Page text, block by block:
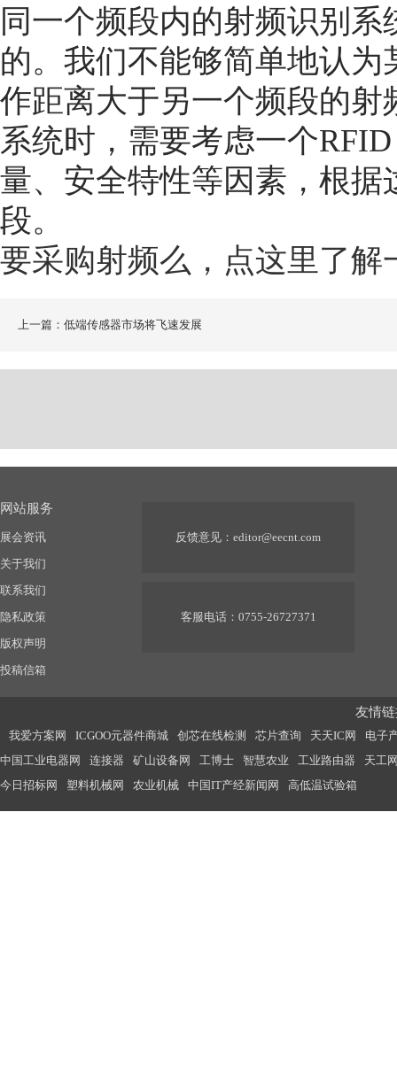
同一个频段内的射频识别
的。我们不能够简单地认
作距离大于另一个频段的
系统时，需要考虑一个
量、安全特性等因素，根
段。
要采购射频么，点这里了解
上一篇：低端传感器市场将飞速发展
网站服务
展会资讯
关于我们
联系我们
隐私政策
版权声明
投稿信箱
反馈意见： editor@eecnt.com
客服电话：0755-26727371
友情
我爱方案网 ICGOO元器件商城 创芯在线检测 芯片查询 天天IC网
电子
中国工业电器网
连接器 矿山设备网 工博士 智慧农业 工业路由器
天工
今日招标网
塑料机械网 农业机械 中国IT产经新闻网 高低温试验箱